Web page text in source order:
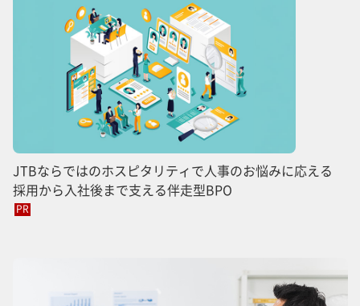
JTBならではのホスピタリティで人事のお悩みに応える
採用から入社後まで支える伴走型BPO
PR